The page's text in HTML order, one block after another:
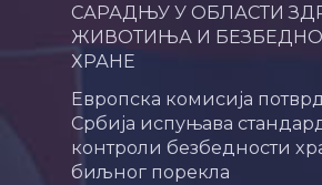
САРАДЊУ У ОБЛАСТИ
ЖИВОТИЊА И
ХРАНЕ
Европска комисија
Србија испуњава
контроли безбедности
биљног порекла